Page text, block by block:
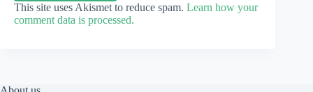
This site uses Akismet to reduce spam. Learn how your
comment data is processed.